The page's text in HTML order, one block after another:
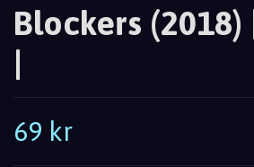
Blockers (2018)
|
69 kr